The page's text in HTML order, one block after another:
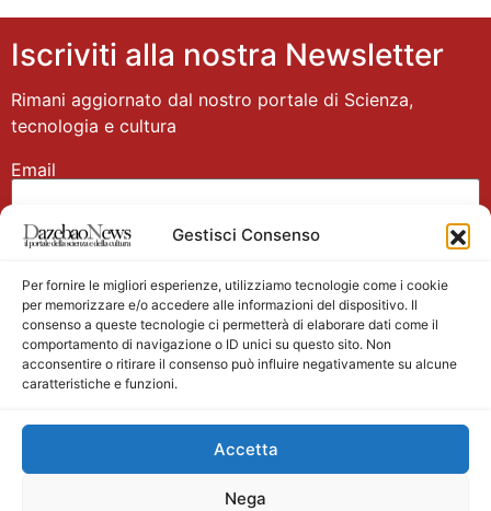
Gestisci Consenso
Per fornire le migliori esperienze, utilizziamo tecnologie come i cookie
per memorizzare e/o accedere alle informazioni del dispositivo. Il
consenso a queste tecnologie ci permetterà di elaborare dati come il
comportamento di navigazione o ID unici su questo sito. Non
acconsentire o ritirare il consenso può influire negativamente su alcune
caratteristiche e funzioni.
Accetta
Nega
Iscriviti alla nostra Newsletter
Rimani aggiornato dal nostro portale di Scienza,
tecnologia e cultura
Email
Nome
Main partner